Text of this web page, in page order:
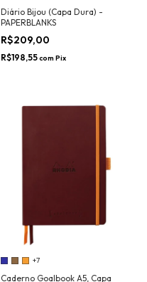
Diário Bijou (Capa Dura) -
PAPERBLANKS
R$209,00
R$198,55com Pix
+7
Caderno Goalbook A5, Capa